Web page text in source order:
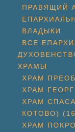
ПРАВЯЩИЙ
ВЛАДЫКИ
ВСЕ
ХРАМЫ
ХРАМ
ХРАМ
ХРАМ
КОТОВО)
ХРАМ